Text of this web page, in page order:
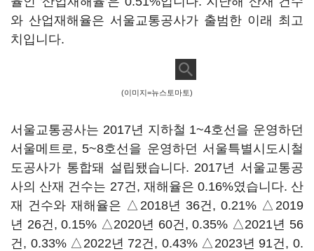
와 산업재해율은 서울교통공사가 출범한 이래 최고
치입니다.
(이미지=뉴스토마토)
서울교통공사는 2017년 지하철 1~4호선을 운영하던
서울메트로, 5~8호선을 운영하던 서울특별시도시철
도공사가 통합돼 설립됐습니다. 2017년 서울교통공
사의 산재 건수는 27건, 재해율은 0.16%였습니다. 산
재 건수와 재해율은 △2018년 36건, 0.21% △2019
년 26건, 0.15% △2020년 60건, 0.35% △2021년 56
건, 0.33% △2022년 72건, 0.43% △2023년 91건, 0.